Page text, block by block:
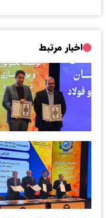
اخبار مرتبط